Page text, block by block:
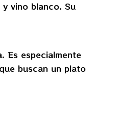
vino blanco. Su
Es especialmente
buscan un plato